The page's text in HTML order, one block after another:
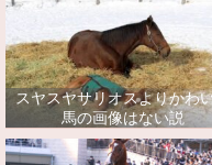
スヤスヤサリオスよりかわ
馬の画像はない説